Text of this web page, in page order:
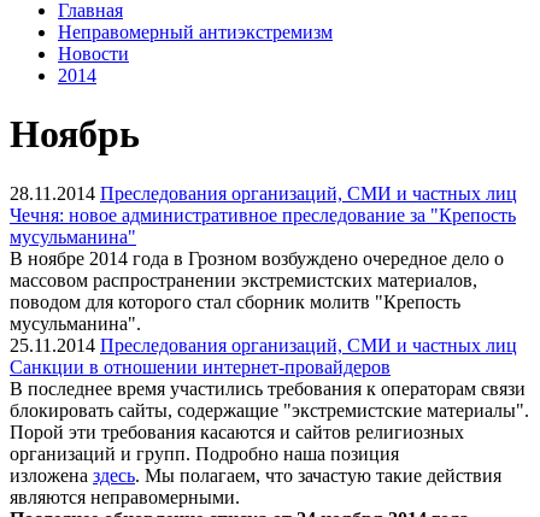
Главная
Неправомерный антиэкстремизм
Новости
2014
Ноябрь
28.11.2014 Преследования организаций, СМИ и частных лиц
Чечня: новое административное преследование за "Крепость
мусульманина"
В ноябре 2014 года в Грозном возбуждено очередное дело о
массовом распространении экстремистских материалов,
поводом для которого стал сборник молитв "Крепость
мусульманина".
25.11.2014 Преследования организаций, СМИ и частных лиц
Санкции в отношении интернет-провайдеров
В последнее время участились требования к операторам связи
блокировать сайты, содержащие "экстремистские материалы".
Порой эти требования касаются и сайтов религиозных
организаций и групп. Подробно наша позиция
изложена здесь. Мы полагаем, что зачастую такие действия
являются неправомерными.